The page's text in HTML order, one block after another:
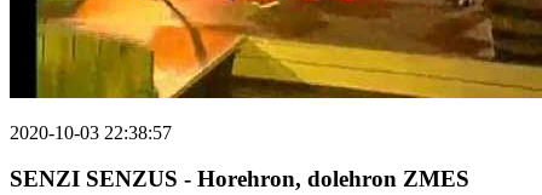
2020-10-03 22:38:57
SENZI SENZUS - Horehron, dolehron ZMES